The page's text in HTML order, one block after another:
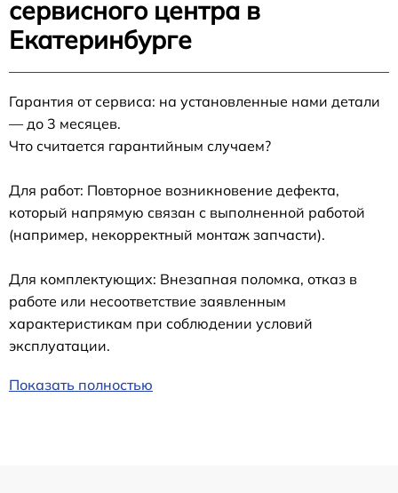
сервисного центра в
Екатеринбурге
Гарантия от сервиса: на установленные нами детали
— до 3 месяцев.
Что считается гарантийным случаем?
Для работ: Повторное возникновение дефекта,
который напрямую связан с выполненной работой
(например, некорректный монтаж запчасти).
Для комплектующих: Внезапная поломка, отказ в
работе или несоответствие заявленным
характеристикам при соблюдении условий
эксплуатации.
Показать полностью